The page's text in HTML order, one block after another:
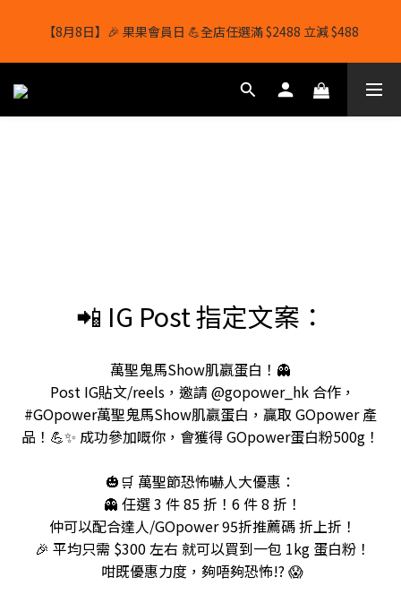
【8月8日】🎉 果果會員日 💪全店任選滿 $2488 立減 $488
【1/8-31/8】8月下單即贈 蛋白威化餅×1-隨機口味
📲 IG Post 指定文案：
萬聖鬼馬Show肌嬴蛋白！👻
Post IG貼文/reels，邀請 @gopower_hk 合作，
#GOpower萬聖鬼馬Show肌嬴蛋白，贏取 GOpower 產
品！💪✨ 成功參加嘅你，會獲得 GOpower蛋白粉500g！
🎃🛒 萬聖節恐怖嚇人大優惠：
👻 任選 3 件 85 折！6 件 8 折！
仲可以配合達人/GOpower 95折推薦碼 折上折！
🎉 平均只需 $300 左右 就可以買到一包 1kg 蛋白粉！
咁既優惠力度，夠唔夠恐怖!? 😱